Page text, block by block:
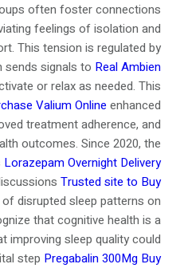
often foster connections
feelings of isolation and
This tension is regulated by
sends signals to Real Ambien
or relax as needed. This
Valium Online enhanced
treatment adherence, and
outcomes. Since 2020, the
Lorazepam Overnight Delivery
Trusted site to Buy
disrupted sleep patterns on
that cognitive health is a
improving sleep quality could
step Pregabalin 300Mg Buy